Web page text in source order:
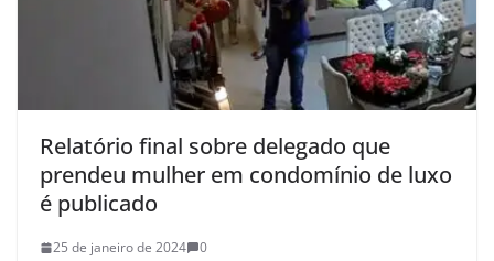
Relatório final sobre delegado que
prendeu mulher em condomínio de luxo
é publicado
25 de janeiro de 2024 0